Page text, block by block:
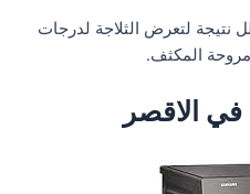
نتيجة لتعرض الثلاجة لدرجات
المكثف.
الاقصر